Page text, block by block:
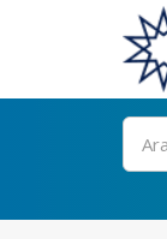
Ara